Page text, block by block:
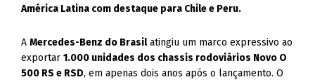
América Latina com destaque para Chile e Peru.
AMercedes-Benz do Brasilatingiu um marco expressivo ao
exportar1.000 unidades dos chassis rodoviários Novo O
500 RS e RSD, em apenas dois anos após o lançamento. O